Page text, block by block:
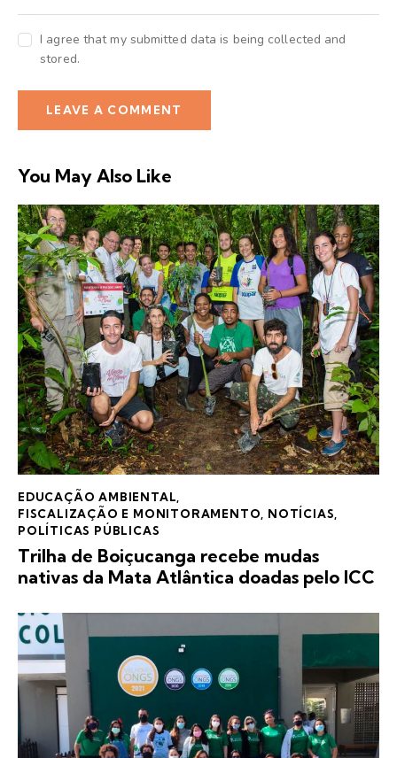
I agree that my submitted data is being collected and
stored.
You May Also Like
EDUCAÇÃO AMBIENTAL
FISCALIZAÇÃO E MONITORAMENTO
NOTÍCIAS
POLÍTICAS PÚBLICAS
Trilha de Boiçucanga recebe mudas
nativas da Mata Atlântica doadas pelo ICC